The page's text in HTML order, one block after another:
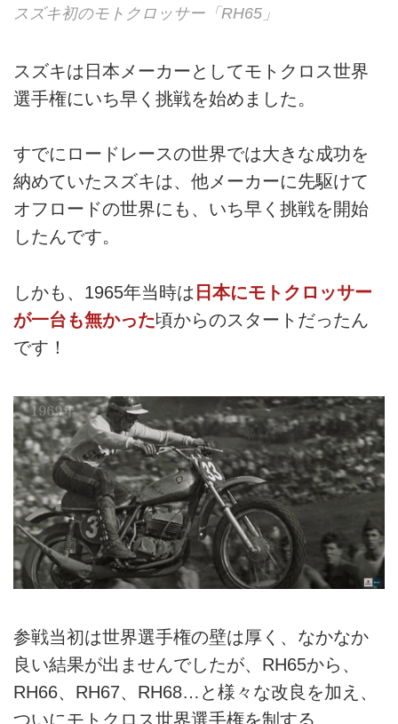
スズキ初のモトクロッサー「RH65」
スズキは日本メーカーとしてモトクロス世界
選手権にいち早く挑戦を始めました。
すでにロードレースの世界では大きな成功を
納めていたスズキは、他メーカーに先駆けて
オフロードの世界にも、いち早く挑戦を開始
したんです。
しかも、1965年当時は 日本にモトクロッサー
が一台も無かった頃からのスタートだったん
です！
参戦当初は世界選手権の壁は厚く、なかなか
良い結果が出ませんでしたが、RH65から、
RH66、RH67、RH68…と様々な改良を加え、
ついにモトクロス世界選手権を制する